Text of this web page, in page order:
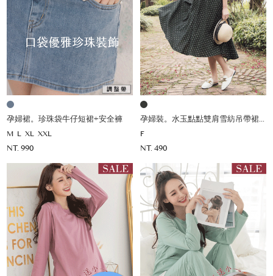
孕婦裙。珍珠袋牛仔短裙+安全褲
M L XL XXL
NT. 990
孕婦裝。水玉點點雙肩雪紡吊帶裙(薄)
F
NT. 490